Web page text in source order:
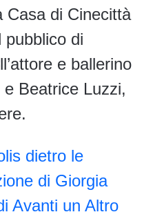
Casa di Cinecittà
pubblico di
e ballerino
Beatrice Luzzi,
dietro le
di Giorgia
Avanti un Altro